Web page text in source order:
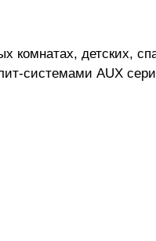
комнатах, детских,
системами AUX